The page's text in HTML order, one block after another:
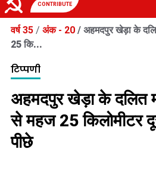
CONTRIBUTE
वर्ष 35 / अंक - 20 / अहमदपुर खेड़ा के
25 कि...
टिप्पणी
अहमदपुर खेड़ा के दलित
से महज 25 किलोमीटर
पीछे